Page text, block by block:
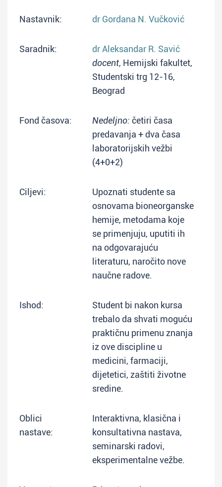
Nastavnik: dr Gordana N. Vučković
Saradnik:
dr Aleksandar R. Savić
docent, Hemijski fakultet,
Studentski trg 12-16,
Beograd
Fond časova: Nedeljno: četiri časa
predavanja + dva časa
laboratorijskih vežbi
(4+0+2)
Ciljevi:
Upoznati studente sa
osnovama bioneorganske
hemije, metodama koje
se primenjuju, uputiti ih
na odgovarajuću
literaturu, naročito nove
naučne radove.
Ishod:
Student bi nakon kursa
trebalo da shvati moguću
praktičnu primenu znanja
iz ove discipline u
medicini, farmaciji,
dijetetici, zaštiti životne
sredine.
Oblici
nastave:
Interaktivna, klasična i
konsultativna nastava,
seminarski radovi,
eksperimentalne vežbe.